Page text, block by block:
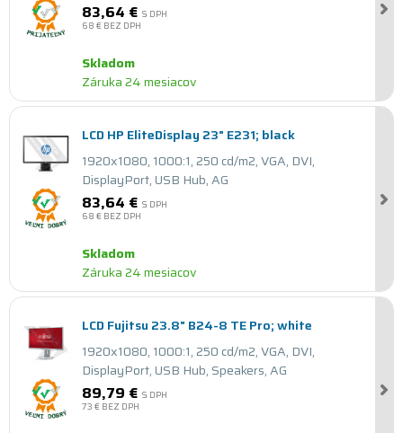
83,64 € S DPH
68 € BEZ DPH
Skladom
Záruka 24 mesiacov
LCD HP EliteDisplay 23" E231; black
1920x1080, 1000:1, 250 cd/m2, VGA, DVI,
DisplayPort, USB Hub, AG
83,64 € S DPH
68 € BEZ DPH
Skladom
Záruka 24 mesiacov
LCD Fujitsu 23.8" B24-8 TE Pro; white
1920x1080, 1000:1, 250 cd/m2, VGA, DVI,
DisplayPort, USB Hub, Speakers, AG
89,79 € S DPH
73 € BEZ DPH